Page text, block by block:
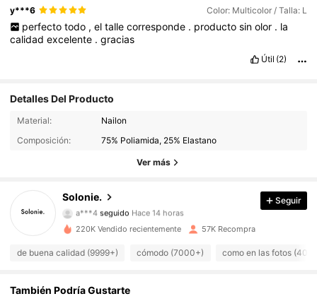
y***6 Color: Multicolor / Talla: L
perfecto todo , el talle corresponde . producto sin olor . la
calidadexcelente .gracias
Útil (2)
Detalles Del Producto
Material:
Nailon
Composición:
75% Poliamida, 25% Elastano
Ver más
Solonie.
5.7K Seguidores
5.7K Seguidores
a***4seguido
4,90
5.7K Seguidores
4,90 5.7K Seguidores
Seguir
220K Vendido recientemente 57K Recompra
de buena calidad (9999+) cómodo (7000+) como en las fotos
También Podría Gustarte